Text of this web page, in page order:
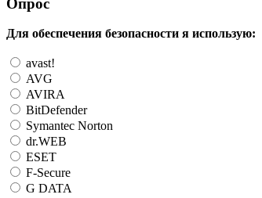
Опрос
Для обеспечения безопасности я использую:
avast!
AVG
AVIRA
BitDefender
Symantec Norton
dr.WEB
ESET
F-Secure
G DATA